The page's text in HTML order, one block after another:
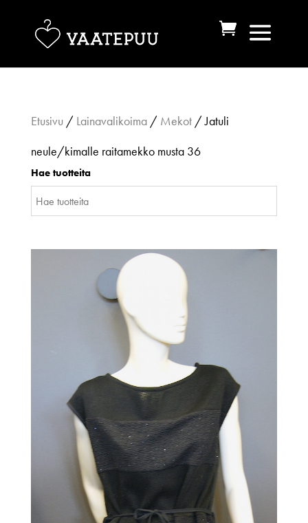
Etusivu / Lainavalikoima/ Mekot/ Jatuli
neule/kimalle raitamekko musta 36
Hae tuotteita